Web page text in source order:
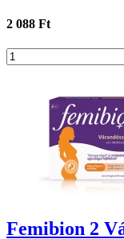
2 088 Ft
Femibion 2